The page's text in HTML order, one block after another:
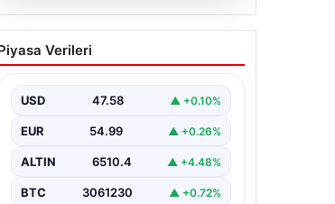
04.08.2026
CANLI | Hapoel Beer
Sheva – Kızıl Yıldız Canlı
Verileri
USD 47.58 ▲ +0.10%
EUR 54.99 ▲ +0.26%
ALTIN 6510.4 ▲ +4.48%
BTC 3061230 ▲ +0.72%